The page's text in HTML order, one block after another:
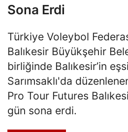
Sona Erdi
Türkiye Voleybol
Balıkesir Büyükşehir
birliğinde Balıkesir’in
Sarımsaklı'da
Pro Tour Futures
gün sona erdi.